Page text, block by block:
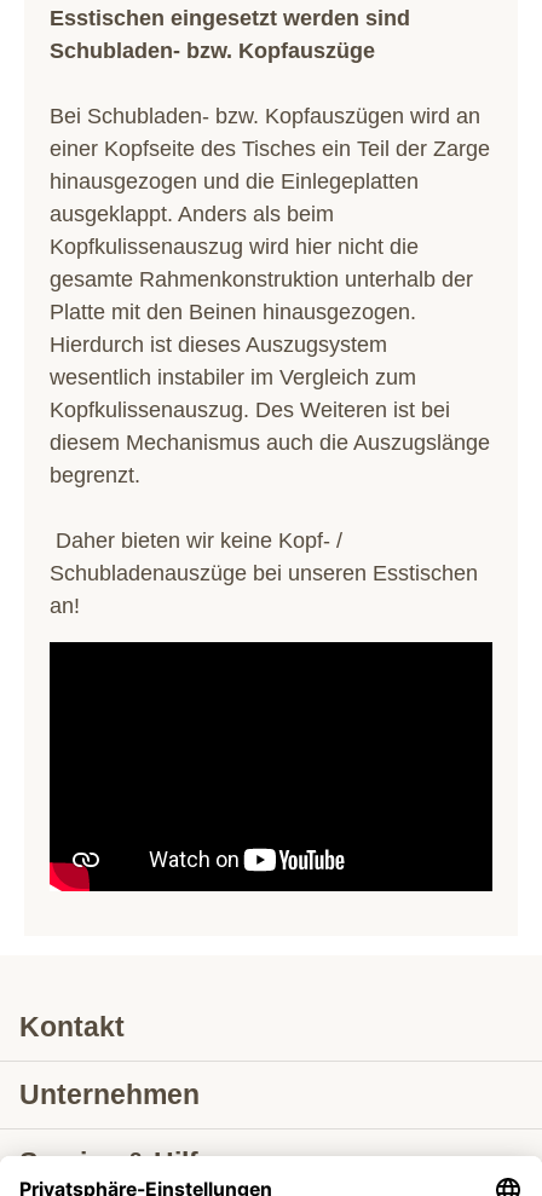
Esstischen eingesetzt werden sind
Schubladen- bzw. Kopfauszüge
Bei Schubladen- bzw. Kopfauszügen wird an
einer Kopfseite des Tisches ein Teil der Zarge
hinausgezogen und die Einlegeplatten
ausgeklappt. Anders als beim
Kopfkulissenauszug wird hier nicht die
gesamte Rahmenkonstruktion unterhalb der
Platte mit den Beinen hinausgezogen.
Hierdurch ist dieses Auszugsystem
wesentlich instabiler im Vergleich zum
Kopfkulissenauszug. Des Weiteren ist bei
diesem Mechanismus auch die Auszugslänge
begrenzt.
Daher bieten wir keine Kopf- /
Schubladenauszüge bei unseren Esstischen
an!
Kontakt
Unternehmen
Service & Hilfe